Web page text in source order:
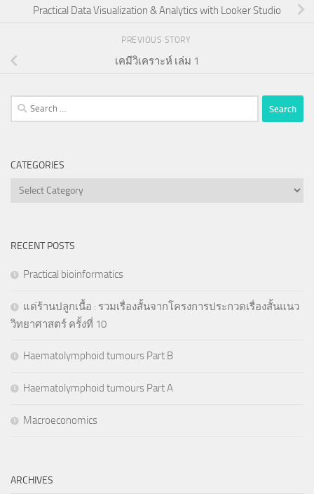
Practical Data Visualization & Analytics with Looker Studio
PREVIOUS STORY
เคมีวิเคราะห์ เล่ม 1
Search
for:
CATEGORIES
Categories
RECENT POSTS
Practical bioinformatics
แด่ร้านปลูกเนื้อ : รวมเรื่องสั้นจากโครงการประกวดเรื่องสั้นแนว
วิทยาศาสตร์ ครั้งที่ 10
Haematolymphoid tumours Part B
Haematolymphoid tumours Part A
Macroeconomics
ARCHIVES